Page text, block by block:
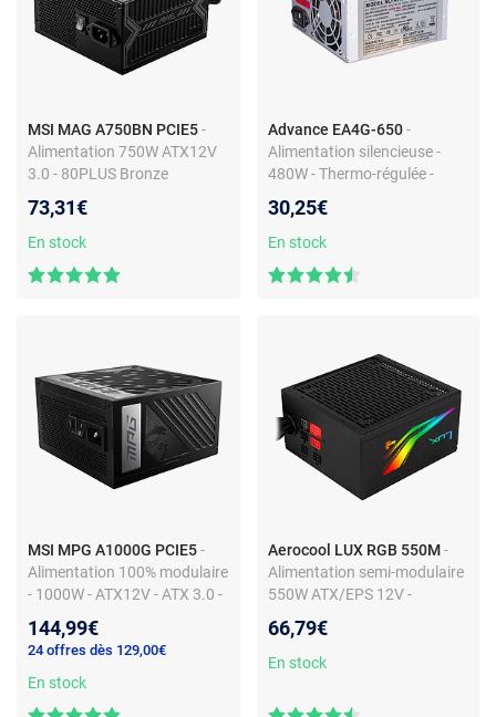
MSI MAG A750BN PCIE5-
Alimentation 750W ATX12V
3.0 - 80PLUS Bronze
73,31€
En stock
Advance EA4G-650 -
Alimentation silencieuse -
480W - Thermo-régulée -
30,25€
En stock
MSI MPG A1000G PCIE5-
Alimentation 100% modulaire
- 1000W - ATX12V - ATX 3.0 -
144,99€
24 offres dès 129,00€
En stock
Aerocool LUX RGB 550M -
Alimentation semi-modulaire
550W ATX/EPS 12V -
66,79€
En stock